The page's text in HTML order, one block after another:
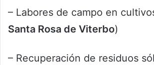
– Labores de campo en
Santa Rosa de Viterbo)
– Recuperación de residuos